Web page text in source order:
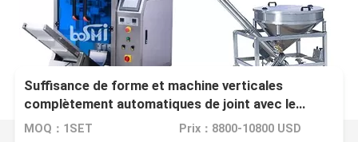
Suffisance de forme et machine verticales
complètement automatiques de joint avec le
système de PLC Contriol
MOQ：1SET Prix：8800-10800 USD